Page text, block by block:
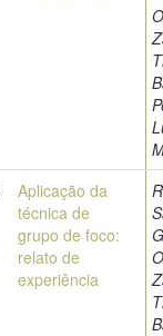
Aplicação da
técnica de
grupo de foco:
relato de
experiência